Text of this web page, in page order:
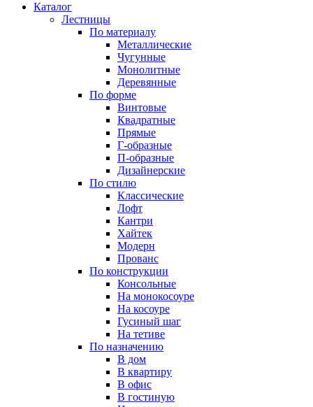
Каталог
Лестницы
По материалу
Металлические
Чугунные
Монолитные
Деревянные
По форме
Винтовые
Квадратные
Прямые
Г-образные
П-образные
Дизайнерские
По стилю
Классические
Лофт
Кантри
Хайтек
Модерн
Прованс
По конструкции
Консольные
На монокосоуре
На косоуре
Гусиный шаг
На тетиве
По назначению
В дом
В квартиру
В офис
В гостиную